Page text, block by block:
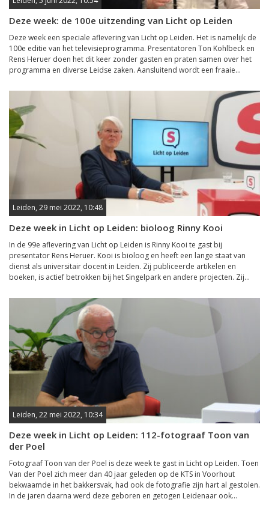
Deze week: de 100e uitzending van Licht op Leiden
Deze week een speciale aflevering van Licht op Leiden. Het is namelijk de
100e editie van het televisieprogramma. Presentatoren Ton Kohlbeck en
Rens Heruer doen het dit keer zonder gasten en praten samen over het
programma en diverse Leidse zaken. Aansluitend wordt een fraaie...
Leiden, 29 mei 2022, 10:48
Deze week in Licht op Leiden: bioloog Rinny Kooi
In de 99e aflevering van Licht op Leiden is Rinny Kooi te gast bij
presentator Rens Heruer. Kooi is bioloog en heeft een lange staat van
dienst als universitair docent in Leiden. Zij publiceerde artikelen en
boeken, is actief betrokken bij het Singelpark en andere projecten. Zij...
Leiden, 22 mei 2022, 10:34
Deze week in Licht op Leiden: 112-fotograaf Toon van
der Poel
Fotograaf Toon van der Poel is deze week te gast in Licht op Leiden. Toen
Van der Poel zich meer dan 40 jaar geleden op de KTS in Voorhout
bekwaamde in het bakkersvak, had ook de fotografie zijn hart al gestolen.
In de jaren daarna werd deze geboren en getogen Leidenaar ook...